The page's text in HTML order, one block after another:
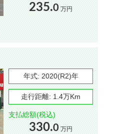
235.0 万円
年式: 2020(R2)年
走行距離: 1.4万Km
支払総額(税込)
330.0 万円